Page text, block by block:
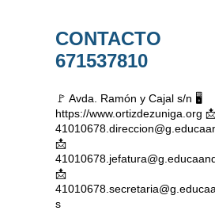
CONTACTO
671537810
🚩 Avda. Ramón y Cajal s/n 🖥️
https://www.ortizdezuniga.org
📩
📩
s